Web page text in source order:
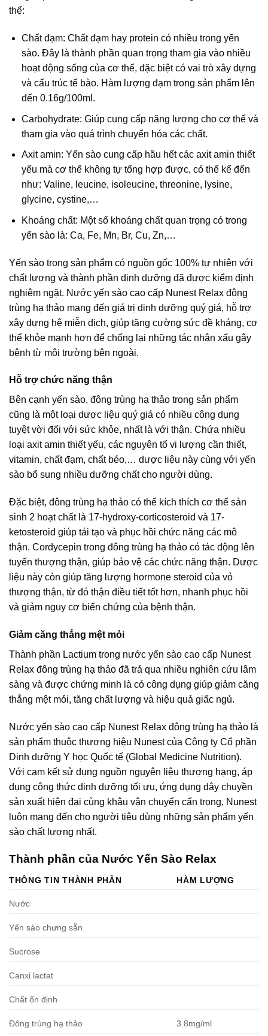
thể:
Chất đạm: Chất đạm hay protein có nhiều trong yến
sào. Đây là thành phần quan trọng tham gia vào nhiều
hoạt động sống của cơ thể, đặc biệt có vai trò xây dựng
và cấu trúc tế bào. Hàm lượng đạm trong sản phẩm lên
đến 0.16g/100ml.
Carbohydrate: Giúp cung cấp năng lượng cho cơ thể và
tham gia vào quá trình chuyển hóa các chất.
Axit amin: Yến sào cung cấp hầu hết các axit amin thiết
yếu mà cơ thể không tự tổng hợp được, có thể kể đến
như: Valine, leucine, isoleucine, threonine, lysine,
glycine, cystine,…
Khoáng chất: Một số khoáng chất quan trọng có trong
yến sào là: Ca, Fe, Mn, Br, Cu, Zn,…
Yến sào trong sản phẩm có nguồn gốc 100% tự nhiên với
chất lượng và thành phần dinh dưỡng đã được kiểm định
nghiêm ngặt. Nước yến sào cao cấp Nunest Relax đông
trùng hạ thảo mang đến giá trị dinh dưỡng quý giá, hỗ trợ
xây dựng hệ miễn dịch, giúp tăng cường sức đề kháng, cơ
thể khỏe mạnh hơn để chống lại những tác nhân xấu gây
bệnh từ môi trường bên ngoài.
Hỗ trợ chức năng thận
Bên cạnh yến sào, đông trùng hạ thảo trong sản phẩm
cũng là một loại dược liệu quý giá có nhiều công dụng
tuyệt vời đối với sức khỏe, nhất là với thận. Chứa nhiều
loại axit amin thiết yếu, các nguyên tố vi lượng cần thiết,
vitamin, chất đạm, chất béo,… dược liệu này cùng với yến
sào bổ sung nhiều dưỡng chất cho người dùng.
Đặc biệt, đông trùng hạ thảo có thể kích thích cơ thể sản
sinh 2 hoạt chất là 17-hydroxy-corticosteroid và 17-
ketosteroid giúp tái tạo và phục hồi chức năng các mô
thận. Cordycepin trong đông trùng hạ thảo có tác động lên
tuyến thượng thận, giúp bảo vệ các chức năng thận. Dược
liệu này còn giúp tăng lượng hormone steroid của vỏ
thượng thận, từ đó thận điều tiết tốt hơn, nhanh phục hồi
và giảm nguy cơ biến chứng của bệnh thận.
Giảm căng thẳng mệt mỏi
Thành phần Lactium trong nước yến sào cao cấp Nunest
Relax đông trùng hạ thảo đã trả qua nhiều nghiên cứu lâm
sàng và được chứng minh là có công dụng giúp giảm căng
thẳng mệt mỏi, tăng chất lượng và hiệu quả giấc ngủ.
Nước yến sào cao cấp Nunest Relax đông trùng hạ thảo là
sản phẩm thuộc thương hiệu Nunest của Công ty Cổ phần
Dinh dưỡng Y học Quốc tế (Global Medicine Nutrition).
Với cam kết sử dụng nguồn nguyên liệu thượng hạng, áp
dụng công thức dinh dưỡng tối ưu, ứng dụng dây chuyền
sản xuất hiện đại cùng khâu vận chuyển cẩn trọng, Nunest
luôn mang đến cho người tiêu dùng những sản phẩm yến
sào chất lượng nhất.
Thành phần của Nước Yến Sào Relax
THÔNG TIN THÀNH PHẦN HÀM LƯỢNG
Nước
Yến sào chưng sẵn
Sucrose
Canxi lactat
Chất ổn định
Đông trùng hạ thảo 3.8mg/ml